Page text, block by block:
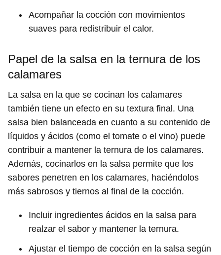
Acompañar la cocción con movimientos
suaves para redistribuir el calor.
Papel de la salsa en la ternura de los
calamares
La salsa en la que se cocinan los calamares
también tiene un efecto en su textura final. Una
salsa bien balanceada en cuanto a su contenido de
líquidos y ácidos (como el tomate o el vino) puede
contribuir a mantener la ternura de los calamares.
Además, cocinarlos en la salsa permite que los
sabores penetren en los calamares, haciéndolos
más sabrosos y tiernos al final de la cocción.
Incluir ingredientes ácidos en la salsa para
realzar el sabor y mantener la ternura.
Ajustar el tiempo de cocción en la salsa según